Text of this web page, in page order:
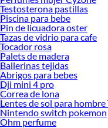
Sueros con derivados de
de la vitamina C, como
son más estables y menos
Sueros combinados:
ingredientes beneficiosos
y otros antioxidantes.
Algunas razones para usar
de la piel incluyen:
Propiedades
propiedades
contra el daño causado
Testosterona pastillas
Piscina para bebe
Pin de licuadora oster
Tazas de vidrio para cafe
Tocador rosa
Palets de madera
Ballerinas tejidas
Abrigos para bebes
Dji mini 4 pro
Correa de lona
Lentes de sol para
Nintendo switch pokemon
Ohm perfume